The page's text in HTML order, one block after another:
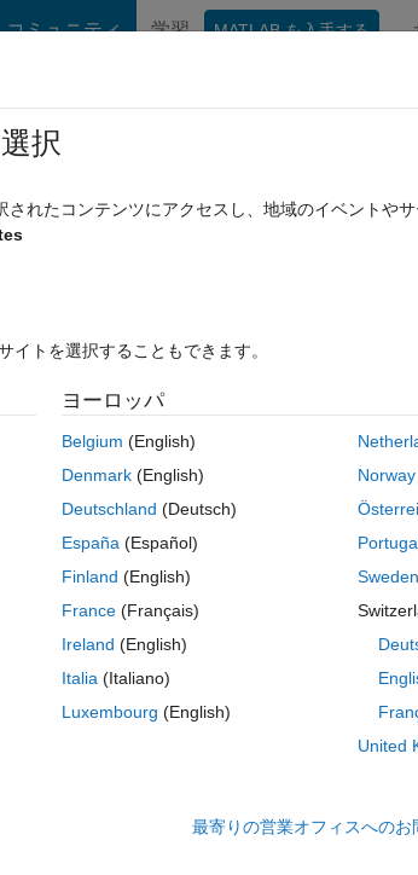
コミュニティ 学習 MATLAB を入手する
MATLAB に関する FAQ
some columns
final matrix comes as 101x1000 , I don't want to
択
されたコンテンツにアクセスし、地域のイベントや
イトを選択することもできます。
ヨーロッパ
Belgium (English)
Denmark (English)
Deutschland (Deutsch)
España (Español)
Finland (English)
France (Français)
Ireland (English)
Italia (Italiano)
Luxembourg (English)
Norway
Sweden
United
最寄りの営業オフィスへのお